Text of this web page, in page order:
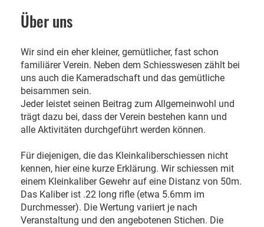
Über uns
Wir sind ein eher kleiner, gemütlicher, fast schon
familiärer Verein. Neben dem Schiesswesen zählt bei
uns auch die Kameradschaft und das gemütliche
beisammen sein.
Jeder leistet seinen Beitrag zum Allgemeinwohl und
trägt dazu bei, dass der Verein bestehen kann und
alle Aktivitäten durchgeführt werden können.
Für diejenigen, die das Kleinkaliberschiessen nicht
kennen, hier eine kurze Erklärung. Wir schiessen mit
einem Kleinkaliber Gewehr auf eine Distanz von 50m.
Das Kaliber ist .22 long rifle (etwa 5.6mm im
Durchmesser). Die Wertung variiert je nach
Veranstaltung und den angebotenen Stichen. Die